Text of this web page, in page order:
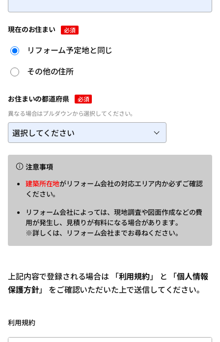
現在のお住まい 必須
リフォーム予定地と同じ
その他の住所
お住まいの都道府県
必須
異なる場合はプルダウンから選択してください。
注意事項
建築所在地がリフォーム会社の対応エリア内か必ずご確認
ください。
リフォーム会社によっては、現地調査や図面作成などの費
用が発生し、見積りが有料になる場合があります。
※詳しくは、リフォーム会社までお尋ねください。
上記内容で登録される場合は 「利用規約」 と 「個人情報
保護方針」 をご確認いただいた上で送信してください。
利用規約